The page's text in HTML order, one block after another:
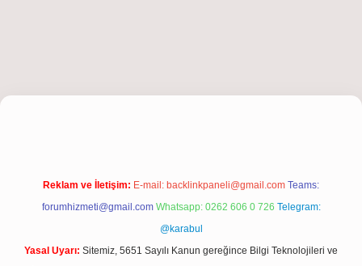
giriş
Reklam ve İletişim: E-mail: backlinkpaneli@gmail.com Teams:
forumhizmeti@gmail.com Whatsapp: 0262 606 0 726 Telegram:
@karabul
Yasal Uyarı: Sitemiz, 5651 Sayılı Kanun gereğince Bilgi Teknolojileri ve